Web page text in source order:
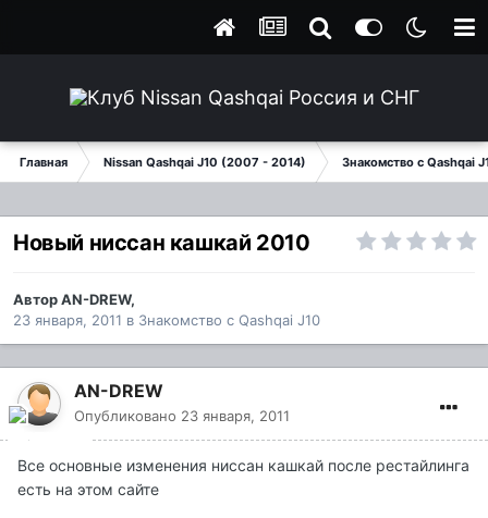
Главная Nissan Qashqai J10 (2007 - 2014) Знакомство с Qashqai
Новый ниссан кашкай 2010
АвторAN-DREW,
23 января, 2011 в Знакомство с Qashqai J10
AN-DREW
Опубликовано 23 января, 2011
Все основные изменения ниссан кашкай после рестайлинга
есть на этом сайте